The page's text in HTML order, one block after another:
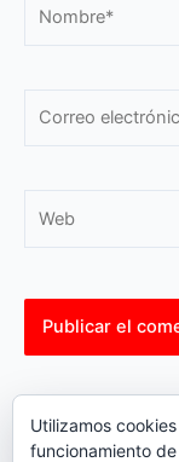
comment data is
Utilizamos
funcionamiento